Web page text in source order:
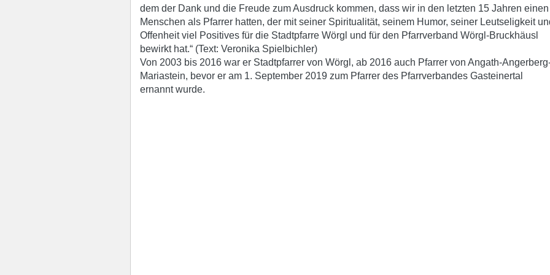
dem der Dank und die Freude zum Ausdruck kommen, dass wir in den letzten 15 Jahren einen
Menschen als Pfarrer hatten, der mit seiner Spiritualität, seinem Humor, seiner Leutseligkeit
Offenheit viel Positives für die Stadtpfarre Wörgl und für den Pfarrverband Wörgl-Bruckhäusl
bewirkt hat.“ (Text: Veronika Spielbichler)
Von 2003 bis 2016 war er Stadtpfarrer von Wörgl, ab 2016 auch Pfarrer von Angath-
Mariastein, bevor er am 1. September 2019 zum Pfarrer des Pfarrverbandes Gasteinertal
ernannt wurde.